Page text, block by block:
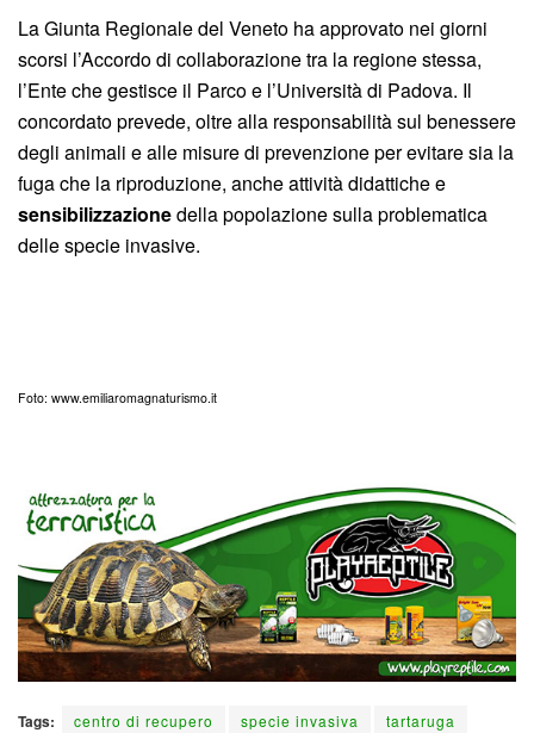
La Giunta Regionale del Veneto ha approvato nei giorni
scorsi l’Accordo di collaborazione tra la regione stessa,
l’Ente che gestisce il Parco e l’Università di Padova. Il
concordato prevede, oltre alla responsabilità sul benessere
degli animali e alle misure di prevenzione per evitare sia la
fuga che la riproduzione, anche attività didattiche e
sensibilizzazionedella popolazione sulla problematica
delle specie invasive.
Foto: www.emiliaromagnaturismo.it
Tags: centro di recupero specie invasiva
tartaruga